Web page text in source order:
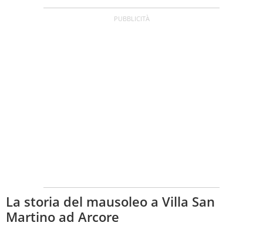
La storia del mausoleo a Villa San
Martino ad Arcore